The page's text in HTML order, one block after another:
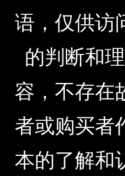
语，仅供访
的判断和
容，不存在
者或购买者
本的了解和